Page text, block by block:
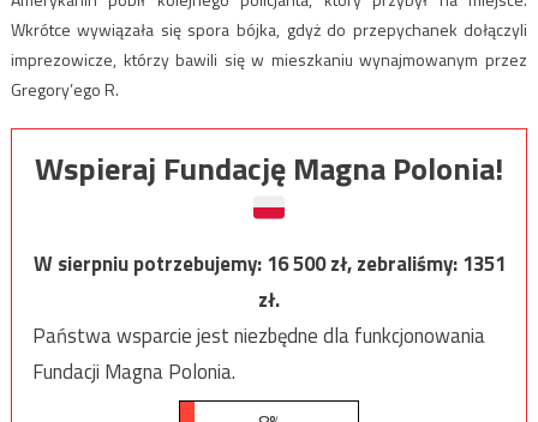
Wkrótce wywiązała się spora bójka, gdyż do przepychanek dołączyli
imprezowicze, którzy bawili się w mieszkaniu wynajmowanym przez
Gregory’ego R.
Wspieraj Fundację Magna Polonia!
W sierpniu potrzebujemy:16 500zł, zebraliśmy:1351
zł.
Państwa wsparcie jest niezbędne dla funkcjonowania
Fundacji Magna Polonia.